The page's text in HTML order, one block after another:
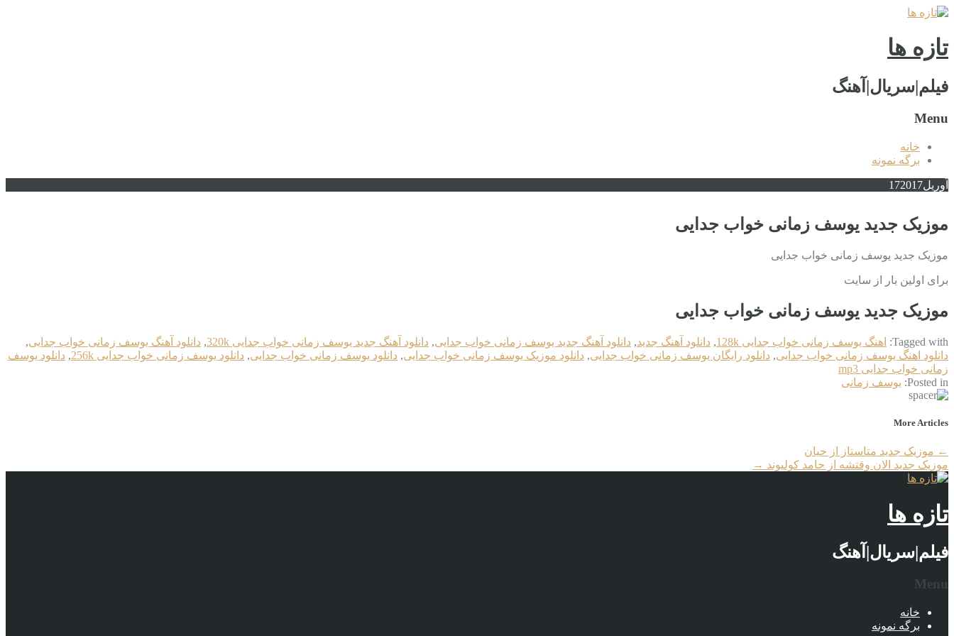
تازه ها
فیلم|سریال|آهنگ
Menu
خانه
برگه نمونه
آوریل 172017
موزیک جدید یوسف زمانی خواب جدایی
موزیک جدید یوسف زمانی خواب جدایی
برای اولین بار از سایت
موزیک جدید یوسف زمانی خواب جدایی
Tagged with: اهنگ یوسف زمانی خواب جدایی 128k , دانلود آهنگ جدید, دانلود آهنگ جدید یوسف زمانی خواب جدایی, دانلود آهنگ جدید یوسف زمانی خواب جدایی 320k , دانلود آهنگ یوسف زمانی خواب جدایی,
دانلود اهنگ یوسف زمانی خواب جدایی, دانلود رایگان یوسف زمانی خواب جدایی, دانلود موزیک یوسف زمانی خواب جدایی, دانلود یوسف زمانی خواب جدایی, دانلود یوسف زمانی خواب جدایی 256k , دانلود یوسف
زمانی خواب جدایی mp3
Posted in: یوسف زمانی
More Articles
← موزیک جدید متاستاز از حیان
موزیک جدید الان وقتشه از حامد کولیوند →
تازه ها
فیلم|سریال|آهنگ
Menu
خانه
برگه نمونه